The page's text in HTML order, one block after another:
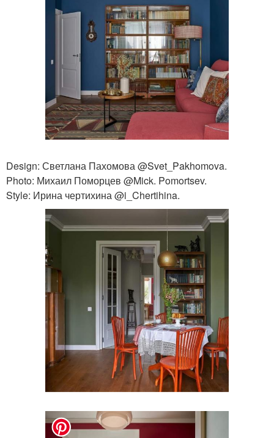
Design: Светлана Пахомова @Svet_Pakhomova.
Photo: Михаил Поморцев @Mick. Pomortsev.
Style: Ирина чертихина @i_Chertihina.